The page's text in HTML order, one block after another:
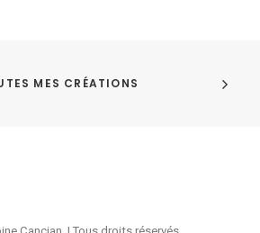
MES CRÉATIONS